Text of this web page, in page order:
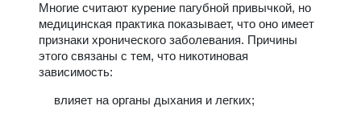
Многие считают курение пагубной привычкой, но
медицинская практика показывает, что оно имеет
признаки хронического заболевания. Причины
этого связаны с тем, что никотиновая
зависимость:
влияет на органы дыхания и легких;